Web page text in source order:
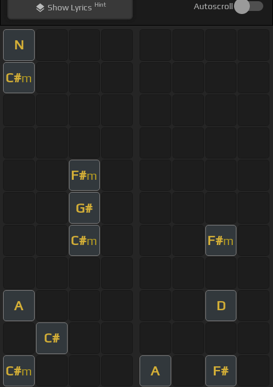
ShowLyrics Hint Autoscroll
N
C#m
F#m
G#
C#m F#m
A D
C#
C#m A F#